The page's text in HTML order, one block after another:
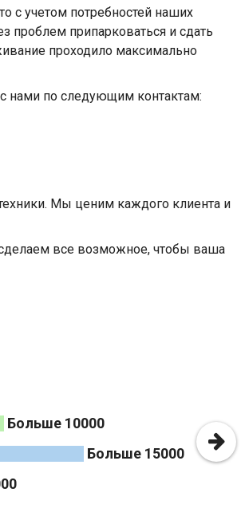
с учетом потребностей наших
проблем припарковаться и сдать
проходило максимально
нами по следующим контактам:
Мы ценим каждого клиента и
все возможное, чтобы ваша
Больше 10000
Больше 15000